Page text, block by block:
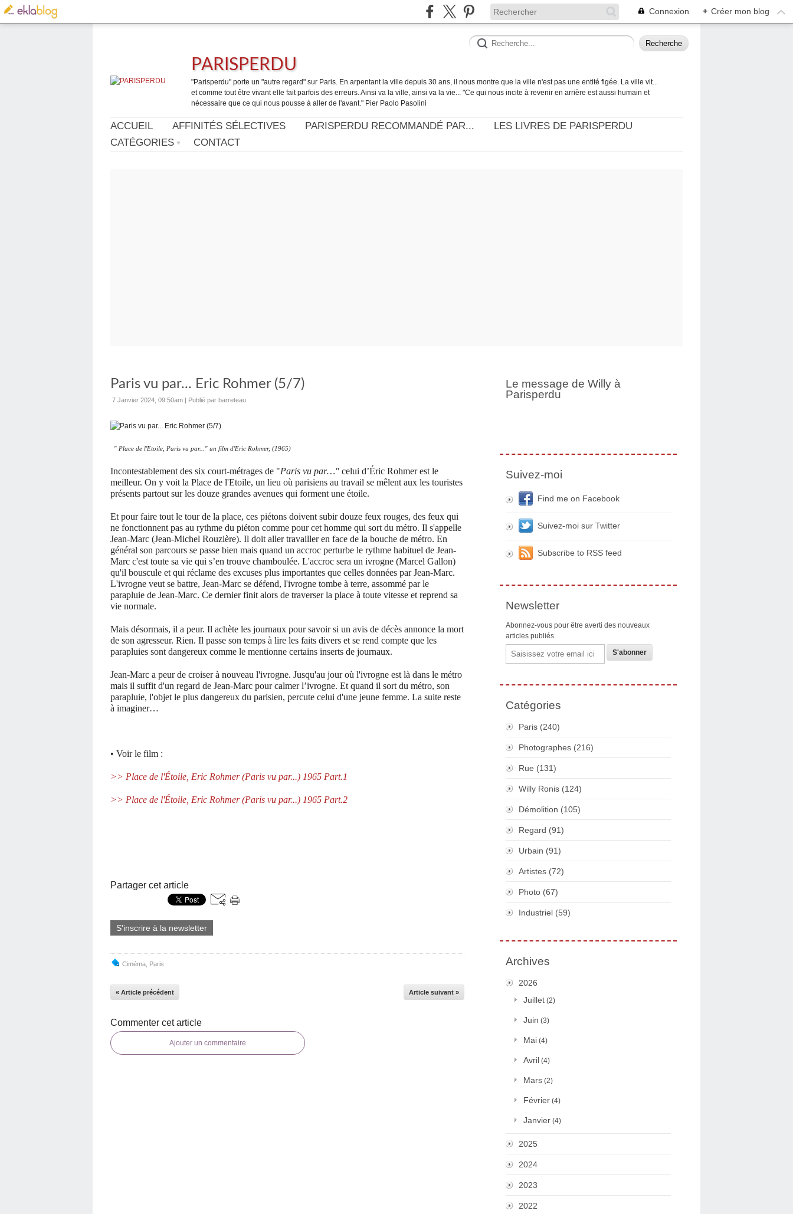
Connexion + Créer mon blog
PARISPERDU
"Parisperdu" porte un "autre regard" sur Paris. En arpentant la ville depuis 30 ans, il nous montre que la ville n'est pas une entité figée. La ville vit...
et comme tout être vivant elle fait parfois des erreurs. Ainsi va la ville, ainsi va la vie... "Ce qui nous incite à revenir en arrière est aussi humain et
nécessaire que ce qui nous pousse à aller de l'avant." Pier Paolo Pasolini
ACCUEIL AFFINITÉS SÉLECTIVES PARISPERDU RECOMMANDÉ PAR...
LES LIVRES DE PARISPERDU
CATÉGORIES
CONTACT
Paris vu par... Eric Rohmer (5/7)
7 Janvier 2024, 09:50am | Publié par barreteau
" Place de l'Etoile, Paris vu par..." un film d'Eric Rohmer, (1965)
Incontestablement des six court-métrages de "Paris vu par…" celui d’Éric Rohmer est le
meilleur. On y voit la Place de l'Etoile, un lieu où parisiens au travail se mêlent aux les touristes
présents partout sur les douze grandes avenues qui forment une étoile.
Et pour faire tout le tour de la place, ces piétons doivent subir douze feux rouges, des feux qui
ne fonctionnent pas au rythme du piéton comme pour cet homme qui sort du métro. Il s'appelle
Jean-Marc (Jean-Michel Rouzière). Il doit aller travailler en face de la bouche de métro. En
général son parcours se passe bien mais quand un accroc perturbe le rythme habituel de Jean-
Marc c'est toute sa vie qui s’en trouve chamboulée. L'accroc sera un ivrogne (Marcel Gallon)
qu'il bouscule et qui réclame des excuses plus importantes que celles données par Jean-Marc.
L'ivrogne veut se battre, Jean-Marc se défend, l'ivrogne tombe à terre, assommé par le
parapluie de Jean-Marc. Ce dernier finit alors de traverser la place à toute vitesse et reprend sa
vie normale.
Mais désormais, il a peur. Il achète les journaux pour savoir si un avis de décès annonce la mort
de son agresseur. Rien. Il passe son temps à lire les faits divers et se rend compte que les
parapluies sont dangereux comme le mentionne certains inserts de journaux.
Jean-Marc a peur de croiser à nouveau l'ivrogne. Jusqu'au jour où l'ivrogne est là dans le métro
mais il suffit d'un regard de Jean-Marc pour calmer l’ivrogne. Et quand il sort du métro, son
parapluie, l'objet le plus dangereux du parisien, percute celui d'une jeune femme. La suite reste
à imaginer…
• Voir le film :
>> Place de l'Étoile, Eric Rohmer (Paris vu par...) 1965 Part.1
>> Place de l'Étoile, Eric Rohmer (Paris vu par...) 1965 Part.2
Partager cet article
S'inscrire à la newsletter
Ciméma Paris
« Article précédent Article suivant »
Commenter cet article
Ajouter un commentaire
Le message de Willy à
Parisperdu
Suivez-moi
Find me on Facebook
Suivez-moi sur Twitter
Subscribe to RSS feed
Newsletter
Abonnez-vous pour être averti des nouveaux
articles publiés.
Email
Catégories
Paris (240)
Photographes (216)
Rue (131)
Willy Ronis (124)
Démolition (105)
Regard (91)
Urbain (91)
Artistes (72)
Photo (67)
Industriel (59)
Archives
2026
Juillet (2)
Juin (3)
Mai (4)
Avril (4)
Mars (2)
Février (4)
Janvier (4)
2025
2024
2023
2022